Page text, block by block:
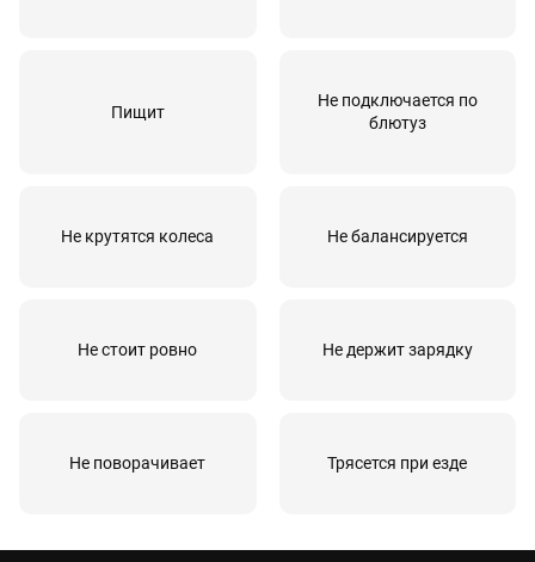
Пищит
Не подключается по
блютуз
Не крутятся колеса Не балансируется
Не стоит ровно Не держит зарядку
Не поворачивает Трясется при езде